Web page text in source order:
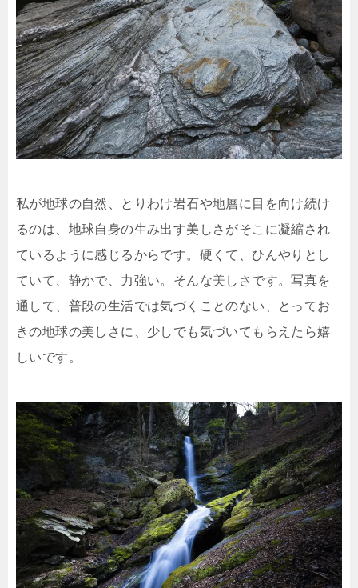
私が地球の自然、とりわけ岩石や地層に目を向け続け
るのは、地球自身の生み出す美しさがそこに凝縮され
ているように感じるからです。硬くて、ひんやりとし
ていて、静かで、力強い。そんな美しさです。写真を
通して、普段の生活では気づくことのない、とってお
きの地球の美しさに、少しでも気づいてもらえたら嬉
しいです。